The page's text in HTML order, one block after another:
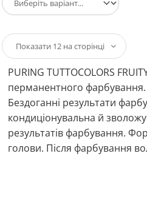
PURING TUTTOCOLORS
перманентного фарбування.
Бездоганні результати
кондиціонувальна й
результатів фарбування.
голови. Після фарбування